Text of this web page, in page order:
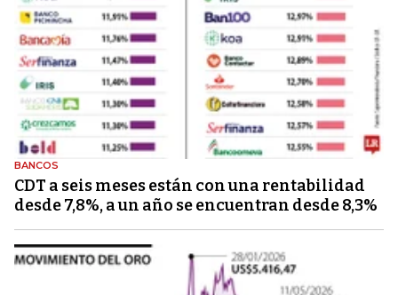
BANCOS
CDT a seis meses están con una rentabilidad
desde 7,8%, a un año se encuentran desde 8,3%